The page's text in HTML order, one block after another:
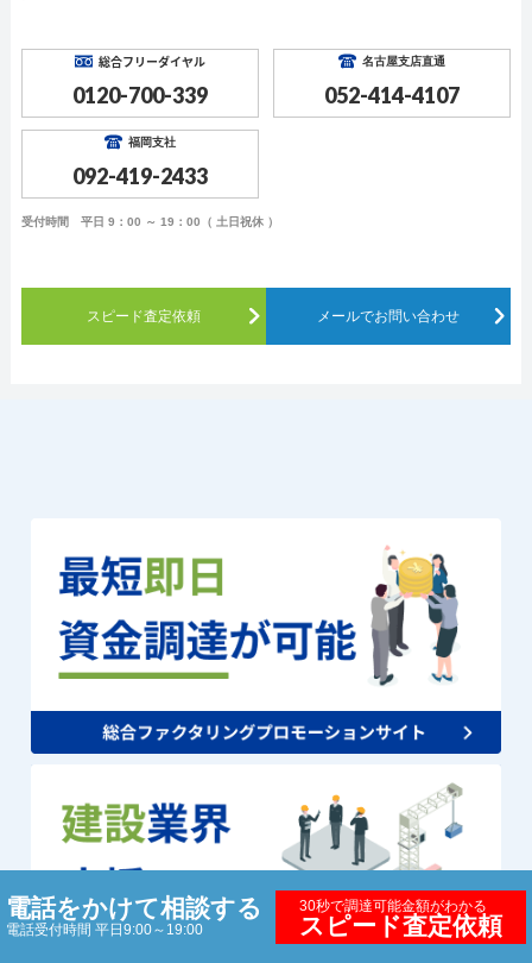
総合フリーダイヤル
0120-700-339
名古屋支店直通
052-414-4107
福岡支社
092-419-2433
受付時間 平日 9：00 ～ 19：00（ 土日祝休 ）
スピード査定依頼 メールでお問い合わせ
電話をかけて相談する
電話受付時間 平日9:00～19:00
30秒で調達可能金額がわかる
スピード査定依頼